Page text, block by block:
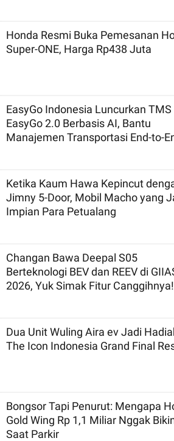
Honda Resmi Buka Pemesanan
Super-ONE, Harga Rp438 Juta
EasyGo Indonesia Luncurkan TMS
EasyGo 2.0 Berbasis AI, Bantu
Manajemen Transportasi End-to-
Ketika Kaum Hawa Kepincut
Jimny 5-Door, Mobil Macho yang
Impian Para Petualang
Changan Bawa Deepal S05
Berteknologi BEV dan REEV di
2026, Yuk Simak Fitur Canggihnya!
Dua Unit Wuling Aira ev Jadi
The Icon Indonesia Grand Final
Bongsor Tapi Penurut: Mengapa
Gold Wing Rp 1,1 Miliar Nggak
Saat Parkir